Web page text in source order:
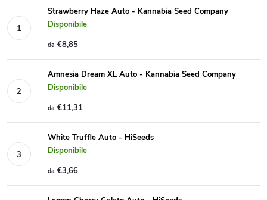
Strawberry Haze Auto - Kannabia Seed Company
Disponibile
da €8,85
Amnesia Dream XL Auto - Kannabia Seed Company
Disponibile
da €11,31
White Truffle Auto - HiSeeds
Disponibile
da €3,66